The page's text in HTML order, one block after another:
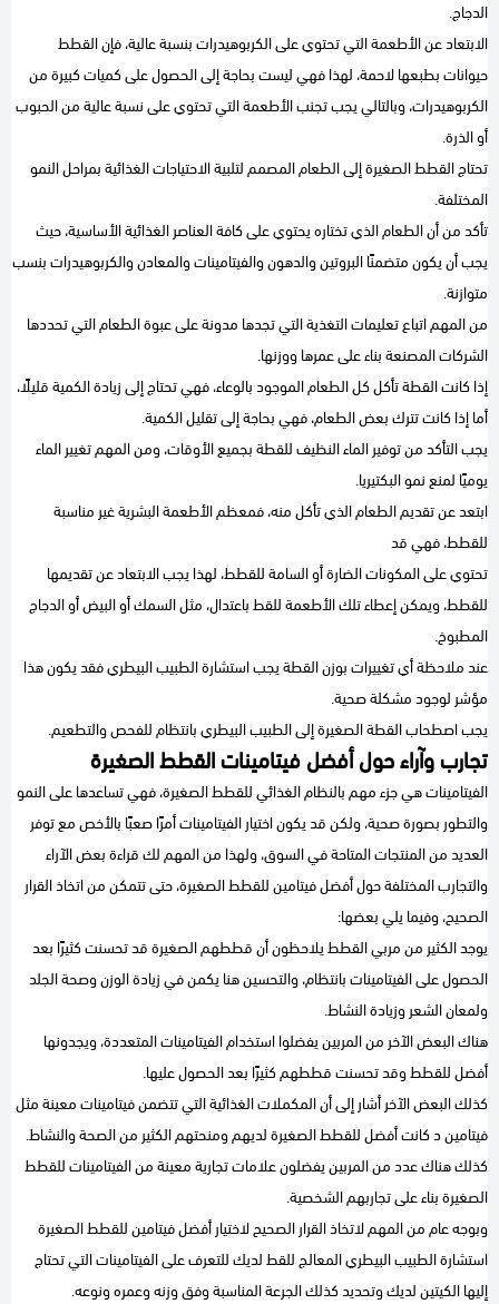
الدجاج.
الابتعاد عن الأطعمة التي تحتوي على الكربوهيدرات بنسبة عالية، فإن القطط
حيوانات بطبعها لاحمة، لهذا فهي ليست بحاجة إلى الحصول على كميات كبيرة من
الكربوهيدرات، وبالتالي يجب تجنب الأطعمة التي تحتوي على نسبة عالية من الحبوب
أو الذرة.
تحتاج القطط الصغيرة إلى الطعام المصمم لتلبية الاحتياجات الغذائية بمراحل النمو
المختلفة.
تأكد من أن الطعام الذي تختاره يحتوي على كافة العناصر الغذائية الأساسية، حيث
يجب أن يكون متضمنًا البروتين والدهون والفيتامينات والمعادن والكربوهيدرات بنسب
متوازنة.
من المهم اتباع تعليمات التغذية التي تجدها مدونة على عبوة الطعام التي تحددها
الشركات المصنعة بناء على عمرها ووزنها.
إذا كانت القطة تأكل كل الطعام الموجود بالوعاء، فهي تحتاج إلى زيادة الكمية قليلًا،
أما إذا كانت تترك بعض الطعام، فهي بحاجة إلى تقليل الكمية.
يجب التأكد من توفير الماء النظيف للقطة بجميع الأوقات، ومن المهم تغيير الماء
يوميًا لمنع نمو البكتيريا.
ابتعد عن تقديم الطعام الذي تأكل منه، فمعظم الأطعمة البشرية غير مناسبة
للقطط، فهي قد
تحتوي على المكونات الضارة أو السامة للقطط، لهذا يجب الابتعاد عن تقديمها
للقطط، ويمكن إعطاء تلك الأطعمة للقط باعتدال، مثل السمك أو البيض أو الدجاج
المطبوخ.
عند ملاحظة أي تغييرات بوزن القطة يجب استشارة الطبيب البيطري فقد يكون هذا
مؤشر لوجود مشكلة صحية.
يجب اصطحاب القطة الصغيرة إلى الطبيب البيطري بانتظام للفحص والتطعيم.
تجارب وآراء حول أفضل فيتامينات القطط الصغيرة
الفيتامينات هي جزء مهم بالنظام الغذائي للقطط الصغيرة، فهي تساعدها على النمو
والتطور بصورة صحية، ولكن قد يكون اختيار الفيتامينات أمرًا صعبًا بالأخص مع توفر
العديد من المنتجات المتاحة في السوق، ولهذا من المهم لك قراءة بعض الآراء
والتجارب المختلفة حول أفضل فيتامين للقطط الصغيرة، حتى تتمكن من اتخاذ القرار
الصحيح، وفيما يلي بعضها:
يوجد الكثير من مربي القطط يلاحظون أن قططهم الصغيرة قد تحسنت كثيرًا بعد
الحصول على الفيتامينات بانتظام، والتحسين هنا يكمن في زيادة الوزن وصحة الجلد
ولمعان الشعر وزيادة النشاط.
هناك البعض الآخر من المربين يفضلوا استخدام الفيتامينات المتعددة، ويجدونها
أفضل للقطط وقد تحسنت قططهم كثيرًا بعد الحصول عليها.
كذلك البعض الآخر أشار إلى أن المكملات الغذائية التي تتضمن فيتامينات معينة مثل
فيتامين د كانت أفضل للقطط الصغيرة لديهم ومنحتهم الكثير من الصحة والنشاط.
كذلك هناك عدد من المربين يفضلون علامات تجارية معينة من الفيتامينات للقطط
الصغيرة بناء على تجاربهم الشخصية.
وبوجه عام من المهم لاتخاذ القرار الصحيح لاختيار أفضل فيتامين للقطط الصغيرة
استشارة الطبيب البيطري المعالج للقط لديك للتعرف على الفيتامينات التي تحتاج
إليها الكيتين لديك وتحديد كذلك الجرعة المناسبة وفق وزنه وعمره ونوعه.